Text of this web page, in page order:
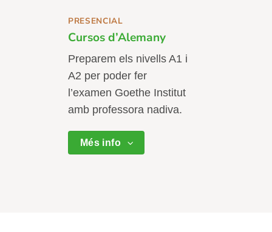
PRESENCIAL
Cursos d’Alemany
Preparem els nivells A1 i
A2 per poder fer
l’examen Goethe Institut
amb professora nadiva.
Més info